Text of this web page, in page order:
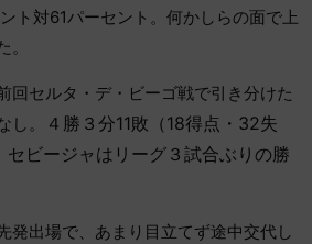
ト対61パーセント。何かしらの面で上
回セルタ・デ・ビーゴ戦で引き分けた
。
４勝３分11敗（18得点・32失
セビージャはリーグ３試合ぶりの勝
発出場で、あまり目立てず途中交代し